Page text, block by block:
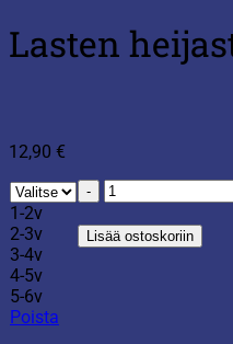
Lasten
12,90 €
1-2v
2-3v
3-4v
4-5v
5-6v
Poista
Lasten
heijastava
rukkanen
määrä
Lisää ostoskoriin